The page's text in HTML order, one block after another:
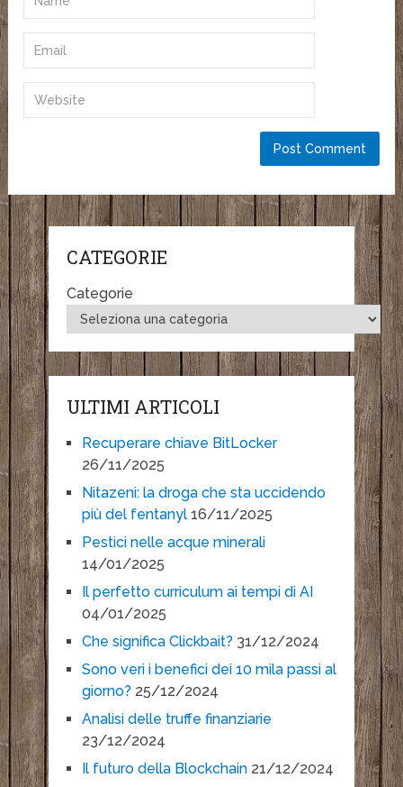
CATEGORIE
Categorie
ULTIMI ARTICOLI
Recuperare chiave BitLocker
26/11/2025
Nitazeni: la droga che sta uccidendo
più del fentanyl 16/11/2025
Pestici nelle acque minerali
14/01/2025
Il perfetto curriculum ai tempi di AI
04/01/2025
Che significa Clickbait? 31/12/2024
Sono veri i benefici dei 10 mila passi al
giorno? 25/12/2024
Analisi delle truffe finanziarie
23/12/2024
Il futuro della Blockchain 21/12/2024